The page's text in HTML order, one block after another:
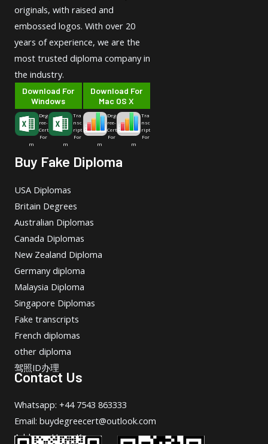
originals, with raised and
embossed logos. With over 20
years of experience, we are the
most trusted diploma company in
the industry.
Download For
Windows
Deg
ree-
Cert
For
m
Tra
nsc
ript
For
m
Download For
Mac OS X
Deg
ree-
Cert
For
m
Tra
nsc
ript
For
m
Buy Fake Diploma
USA Diplomas
Britain Degrees
Australian Diplomas
Canada Diplomas
New Zealand Diploma
Germany diploma
Malaysia Diploma
Singapore Diplomas
Fake transcripts
French diplomas
other diploma
驾照ID办理
Contact Us
Whatsapp: +44 7543 863333
Email: buydegreecert@outlook.com
Address: Hong Kong.